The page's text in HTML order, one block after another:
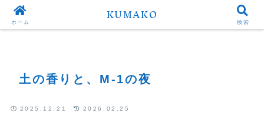
Uncategorized
土の香りと、M-1の夜
2025.12.21 2026.02.25
ホーム KUMAKO 検索